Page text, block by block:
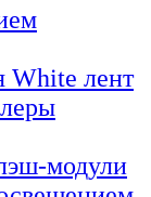
White лент
модули